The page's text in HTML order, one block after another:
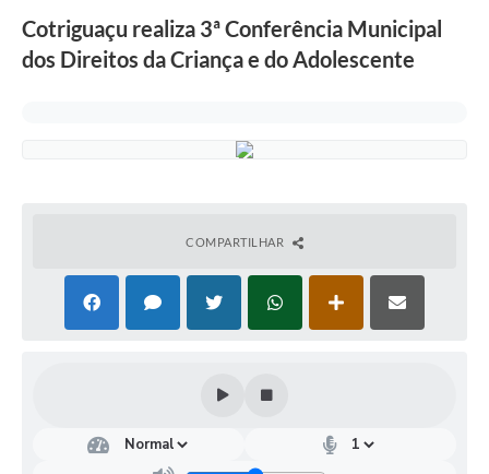
Secretarias
Arquivos para Download
Cotriguaçu realiza 3ª Conferência Municipal
dos Direitos da Criança e do Adolescente
COMPARTILHAR